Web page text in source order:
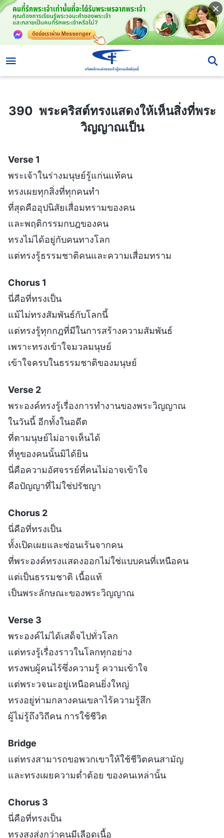
390 พระคริสต์ทรงแสดงให้เห็นสิ่งที่พระวิญญาณเป็น
390 พระคริสต์ทรงแสดงให้เห็นสิ่งที่พระ
วิญญาณเป็น
Verse 1
พระเจ้าในร่างมนุษย์รู้แก่นแท้คน
ทรงเผยทุกสิ่งที่ทุกคนทำ
ที่สุดคืออุปนิสัยเสื่อมทรามของคน
และพฤติกรรมกบฎของคน
ทรงไม่ได้อยู่กับคนทางโลก
แต่ทรงรู้ธรรมชาติคนและความเสื่อมทราม
Chorus 1
นี่คือที่ทรงเป็น
แม้ไม่ทรงสัมพันธ์กับโลกนี้
แต่ทรงรู้ทุกกฎที่มีในการสร้างความสัมพันธ์
เพราะทรงเข้าใจมวลมนุษย์
เข้าใจครบในธรรมชาติของมนุษย์
Verse 2
พระองค์ทรงรู้เรื่องการทำงานของพระวิญญาณ
ในวันนี้ อีกทั้งในอดีต
ที่ตามนุษย์ไม่อาจเห็นได้
ที่หูของคนนั้นมิได้ยิน
นี่คือความอัศจรรย์ที่คนไม่อาจเข้าใจ
คือปัญญาที่ไม่ใช่ปรัชญา
Chorus 2
นี่คือที่ทรงเป็น
ทั้งเปิดเผยและซ่อนเร้นจากคน
ที่พระองค์ทรงแสดงออกไม่ใช่แบบคนที่เหนือคน
แต่เป็นธรรมชาติ เนื้อแท้
เป็นพระลักษณะของพระวิญญาณ
Verse 3
พระองค์ไม่ได้เสด็จไปทั่วโลก
แต่ทรงรู้เรื่องราวในโลกทุกอย่าง
ทรงพบผู้คนไร้ซึ่งความรู้ ความเข้าใจ
แต่พระวจนะอยู่เหนือคนยิ่งใหญ่
ทรงอยู่ท่ามกลางคนเขลาไร้ความรู้สึก
ผู้ไม่รู้ถึงวิถีคน การใช้ชีวิต
Bridge
แต่ทรงสามารถขอพวกเขาให้ใช้ชีวิตคนสามัญ
และทรงเผยความต่ำต้อย ของคนเหล่านั้น
Chorus 3
นี่คือที่ทรงเป็น
ทรงสูงส่งกว่าคนมีเลือดเนื้อ